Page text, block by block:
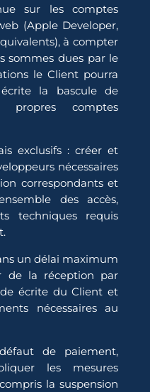
sur les comptes
(Apple Developer,
à compter
sommes dues par le
le Client pourra
la bascule de
propres comptes
exclusifs : créer et
nécessaires
correspondants et
des accès,
techniques requis
un délai maximum
de la réception par
écrite du Client et
nécessaires au
de paiement,
les mesures
la suspension